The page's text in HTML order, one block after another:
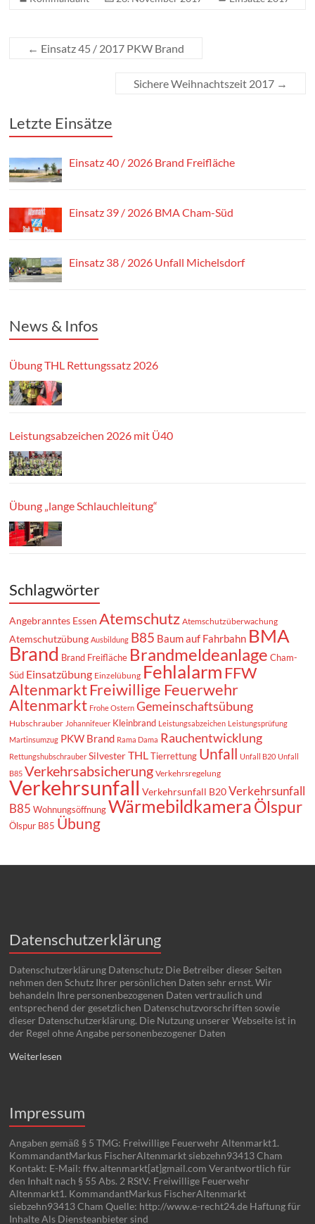
← Einsatz 45 / 2017 PKW Brand
Sichere Weihnachtszeit 2017 →
Letzte Einsätze
Einsatz 40 / 2026 Brand Freifläche
Einsatz 39 / 2026 BMA Cham-Süd
Einsatz 38 / 2026 Unfall Michelsdorf
News & Infos
Übung THL Rettungssatz 2026
Leistungsabzeichen 2026 mit Ü40
Übung „lange Schlauchleitung“
Schlagwörter
Angebranntes Essen Atemschutz Atemschutzüberwachung
Atemschutzübung Ausbildung B85 Baum auf Fahrbahn BMA
Brand Brand Freifläche Brandmeldeanlage Cham-
Süd Einsatzübung Einzelübung Fehlalarm FFW
AltenmarktFreiwillige Feuerwehr
Altenmarkt Frohe Ostern Gemeinschaftsübung
Hubschrauber Johannifeuer Kleinbrand Leistungsabzeichen Leistungsprüfung
Martinsumzug PKW Brand Rama Dama Rauchentwicklung
Rettungshubschrauber Silvester THL Tierrettung Unfall Unfall B20 Unfall
B85 Verkehrsabsicherung Verkehrsregelung
Verkehrsunfall Verkehrsunfall B20 Verkehrsunfall
B85 Wohnungsöffnung WärmebildkameraÖlspur
Ölspur B85 Übung
Datenschutzerklärung
Datenschutzerklärung Datenschutz Die Betreiber dieser Seiten
nehmen den Schutz Ihrer persönlichen Daten sehr ernst. Wir
behandeln Ihre personenbezogenen Daten vertraulich und
entsprechend der gesetzlichen Datenschutzvorschriften sowie
dieser Datenschutzerklärung. Die Nutzung unserer Webseite ist in
der Regel ohne Angabe personenbezogener Daten
Weiterlesen
Impressum
Angaben gemäß § 5 TMG: Freiwillige Feuerwehr Altenmarkt1.
KommandantMarkus FischerAltenmarkt siebzehn93413 Cham
Kontakt: E-Mail: ffw.altenmarkt[at]gmail.com Verantwortlich für
den Inhalt nach § 55 Abs. 2 RStV: Freiwillige Feuerwehr
Altenmarkt1. KommandantMarkus FischerAltenmarkt
siebzehn93413 Cham Quelle: http://www.e-recht24.de Haftung für
Inhalte Als Diensteanbieter sind